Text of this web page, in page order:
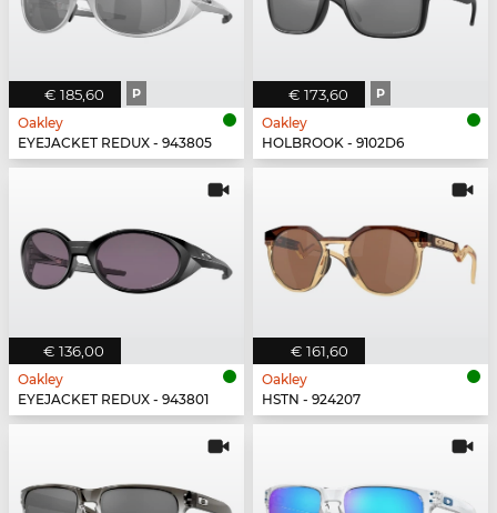
€ 185,60 P
Oakley
EYEJACKET REDUX - 943805
€ 173,60 P
Oakley
HOLBROOK - 9102D6
€ 136,00
Oakley
EYEJACKET REDUX - 943801
€ 161,60
Oakley
HSTN - 924207